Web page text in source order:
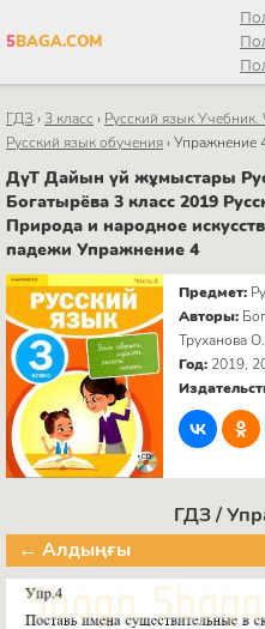
5BAGA.COM
ГДЗ › 3 класс › Русский язык Учебник.
Русский язык обучения›Упражнение
ДүТ Дайын үй жұмыстары
Богатырёва 3 класс 2019
Природа и народное
падежи Упражнение 4
Предмет:
Авторы:
Труханова
Год: 2019,
ГДЗ /
← Алдыңғы